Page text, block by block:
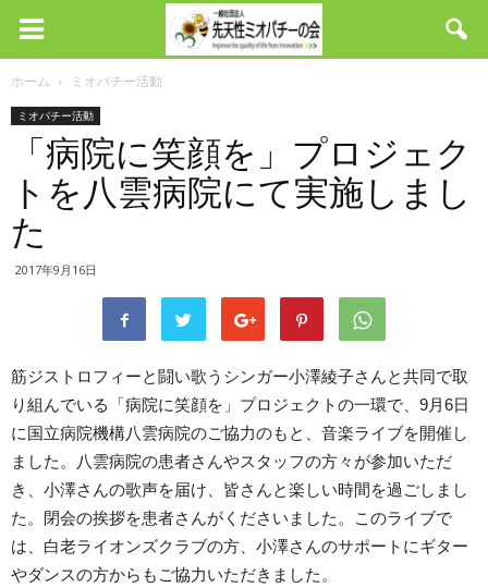
ホーム ミオパチー活動
ミオパチー活動
「病院に笑顔を」プロジェク
トを八雲病院にて実施しまし
た
2017年9月16日
筋ジストロフィーと闘い歌うシンガー小澤綾子さんと共同で取
り組んでいる「病院に笑顔を」プロジェクトの一環で、9月6日
に国立病院機構八雲病院のご協力のもと、音楽ライブを開催し
ました。八雲病院の患者さんやスタッフの方々が参加いただ
き、小澤さんの歌声を届け、皆さんと楽しい時間を過ごしまし
た。閉会の挨拶を患者さんがくださいました。このライブで
は、白老ライオンズクラブの方、小澤さんのサポートにギター
やダンスの方からもご協力いただきました。